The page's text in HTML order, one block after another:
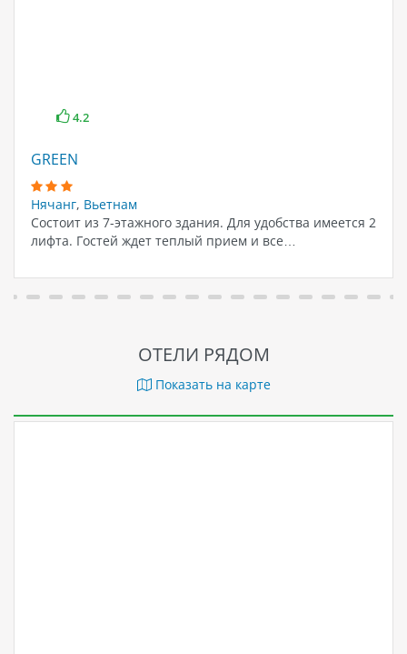
4.2
GREEN
Нячанг, Вьетнам
Состоит из 7-этажного здания. Для удобства имеется 2
лифта. Гостей ждет теплый прием и все…
ОТЕЛИ РЯДОМ
Показать на карте